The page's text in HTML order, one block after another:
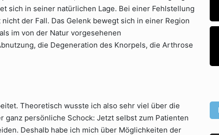
sich in seiner natürlichen Lage. Bei einer Fehlstellung
der Fall. Das Gelenk bewegt sich in einer Region
im von der Natur vorgesehenen
die Degeneration des Knorpels, die Arthrose
Theoretisch wusste ich also sehr viel über die
ganz persönliche Schock: Jetzt selbst zum Patienten
Deshalb habe ich mich über Möglichkeiten der